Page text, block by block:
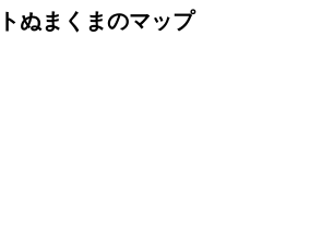
ぬまくまのマップ